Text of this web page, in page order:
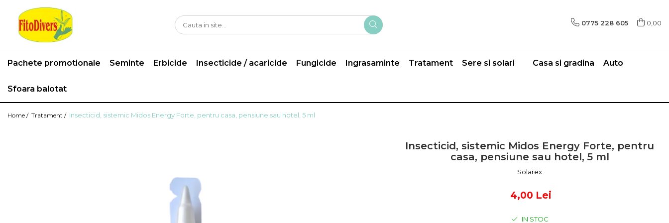
0775 228 605 0,00
Pachete promotionale Seminte Erbicide Insecticide / acaricide Fungicide Ingrasaminte Tratament Sere si solari Casa si gradina Auto
Sfoara balotat
Home / Tratament / Insecticid, sistemic Midos Energy Forte, pentru casa, pensiune sau hotel, 5 ml
Insecticid, sistemic Midos Energy Forte, pentru
casa, pensiune sau hotel, 5 ml
Solarex
4,00 Lei
IN STOC